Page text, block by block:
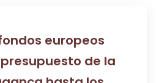
europeos
de la